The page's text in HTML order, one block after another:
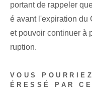
portant de rappeler
é avant l'expiration du
et pouvoir continuer à
ruption.
VOUS
ÉRESSÉ PAR